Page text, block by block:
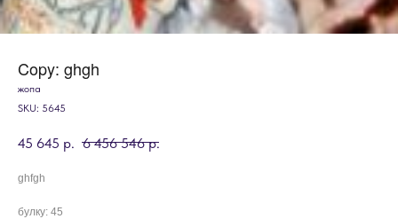
Copy: ghgh
жопа
SKU: 5645
45 645 р. 6 456 546 р.
ghfgh
булку: 45